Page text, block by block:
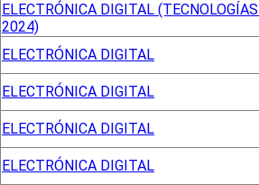
ELECTRÓNICA DIGITAL
2024)
ELECTRÓNICA DIGITAL
ELECTRÓNICA DIGITAL
ELECTRÓNICA DIGITAL
ELECTRÓNICA DIGITAL